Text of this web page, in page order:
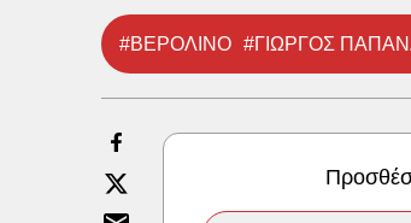
#ΒΕΡΟΛΙΝΟ #ΓΙΩΡΓΟΣ